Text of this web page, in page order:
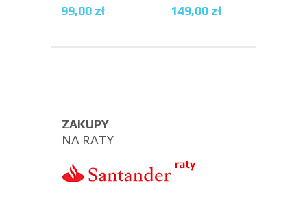
R6/AA 1900
99,00 zł
R6/AA 2500
149,00 zł
ZAKUPY
NA RATY